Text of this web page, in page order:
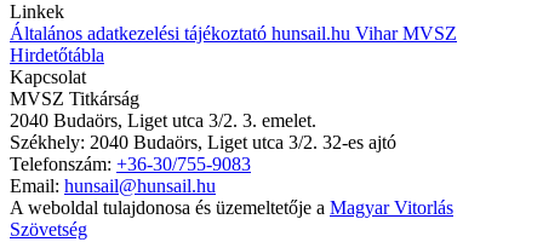
Linkek
Általános adatkezelési tájékoztató hunsail.hu ViharMVSZ
Hirdetőtábla
Kapcsolat
MVSZ Titkárság
2040 Budaörs, Liget utca 3/2. 3. emelet.
Székhely: 2040 Budaörs, Liget utca 3/2. 32-es ajtó
Telefonszám: +36-30/755-9083
Email: hunsail@hunsail.hu
A weboldal tulajdonosa és üzemeltetője a Magyar Vitorlás
Szövetség